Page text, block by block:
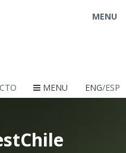
MENU
MENU ENG/ESP